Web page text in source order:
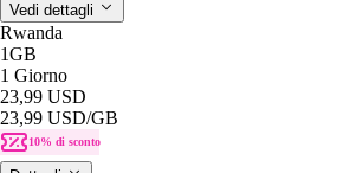
Vedi dettagli
Rwanda
1GB
1 Giorno
23,99 USD
23,99 USD/GB
10% di sconto